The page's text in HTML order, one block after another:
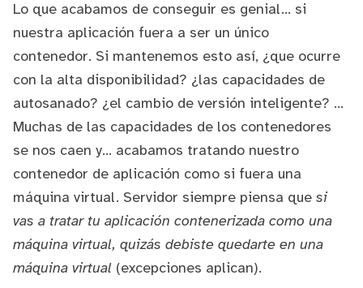
Lo que acabamos de conseguir es genial... si
nuestra aplicación fuera a ser un único
contenedor. Si mantenemos esto así, ¿que ocurre
con la alta disponibilidad? ¿las capacidades de
autosanado? ¿el cambio de versión inteligente? ...
Muchas de las capacidades de los contenedores
se nos caen y... acabamos tratando nuestro
contenedor de aplicación como si fuera una
máquina virtual. Servidor siempre piensa que si
vas a tratar tu aplicación contenerizada como una
máquina virtual, quizás debiste quedarte en una
máquina virtual (excepciones aplican).